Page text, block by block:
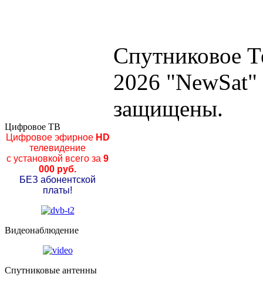
Спутниковое
2026
защищены.
Цифровое ТВ
Цифровое эфирноеHD
телевидение
с установкой всего за 9
000 руб.
БЕЗ абонентской
платы!
Видеонаблюдение
Спутниковые антенны